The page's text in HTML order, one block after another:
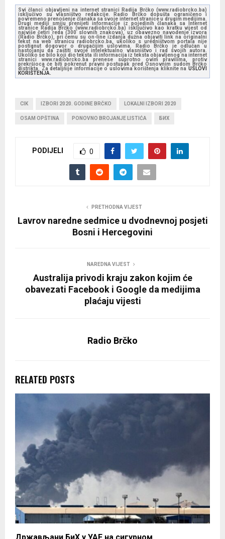
Svi članci objavljeni na internet stranici Radija Brčko (www.radiobrcko.ba)
isključivo su vlasništvo redakcije. Radio Brčko dopušta ograničeno i
povremeno prenošenje članaka sa svoje internet stranice u drugim medijima.
Drugi mediji smiju prenijeti informacije iz pojedinih članaka sa Internet
stranice Radija Brčko (www.radiobrcko.ba) isključivo kao kratku vijest od
najviše četiri reda (300 slovnih znakova), uz obavezno navođenje izvora
(Radio Brčko), pri čemu su on-line izdanja dužna objaviti link na originalni
tekst na web stranicu radiobrcko.ba, ukoliko s uredništvom portala nije
postignut dogovor o drugačijim uslovima. Radio Brčko je odlučan u
nastojanju da zaštiti svoje intelektualno vlasništvo i rad svojih autora.
Ukoliko se bilo koji dio teksta ili informacija iz teksta objavljenog na internet
stranici www.radiobrcko.ba prenese suprotno ovim pravilima, protiv
prekršioca će biti pokrenut pravni postupak pred Osnovnim sudom Brčko
distrikta. Za detaljnije informacije o uslovima korištenja kliknite na USLOVI
KORIŠTENJA.
CIK IZBORI 2020. GODINE BRČKO LOKALNI IZBORI 2020
OSAM OPŠTINA PONOVNO BROJANJE LISTIĆA БИХ
PODIJELI 0
PRETHODNA VIJEST
Lavrov naredne sedmice u dvodnevnoj posjeti
Bosni i Hercegovini
NAREDNA VIJEST
Australija privodi kraju zakon kojim će
obavezati Facebook i Google da medijima
plaćaju vijesti
Radio Brčko
RELATED POSTS